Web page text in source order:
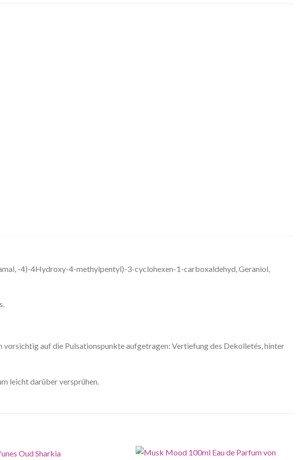
-4)-4Hydroxy-4-methylpentyl)-3-cyclohexen-1-carboxaldehyd, Geraniol,
auf die Pulsationspunkte aufgetragen: Vertiefung des Dekolletés, hinter
leicht darüber versprühen.